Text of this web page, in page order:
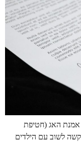
אמנת האג (חטיפת
לשוב עם הילדים